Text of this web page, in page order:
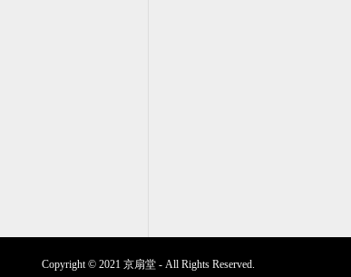
Copyright © 2021 京扇堂 - All Rights Reserved.